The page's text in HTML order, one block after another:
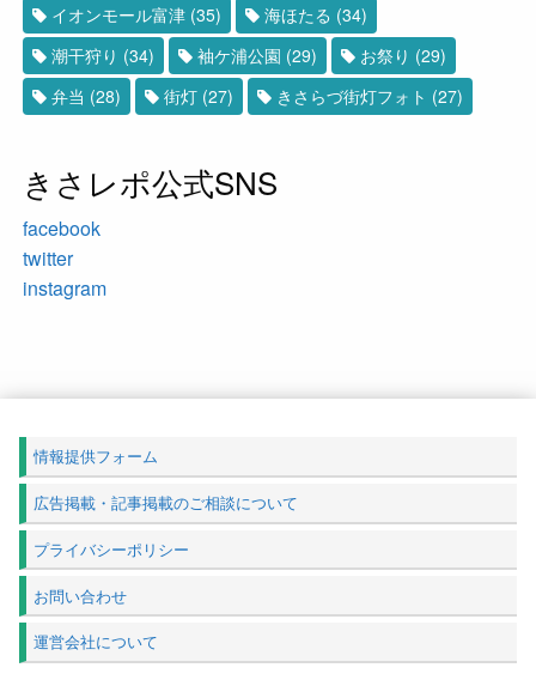
イオンモール富津 (35) 海ほたる (34)
潮干狩り (34) 袖ケ浦公園 (29) お祭り (29)
弁当 (28) 街灯 (27) きさらづ街灯フォト (27)
きさレポ公式SNS
facebook
twitter
instagram
情報提供フォーム
広告掲載・記事掲載のご相談について
プライバシーポリシー
お問い合わせ
運営会社について